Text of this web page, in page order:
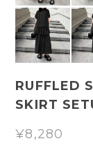
RUFFLED
SKIRT
¥8,280